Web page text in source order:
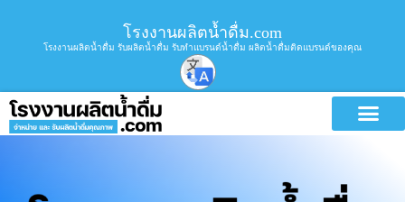
โรงงานผลิตน้ำดื่ม.com
โรงงานผลิตน้ำดื่ม รับผลิตน้ำดื่ม รับทำแบรนด์น้ำดื่ม ผลิตน้ำดื่มติดแบรนด์ของคุณ